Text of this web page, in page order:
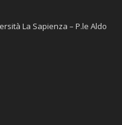
La Sapienza – P.le Aldo